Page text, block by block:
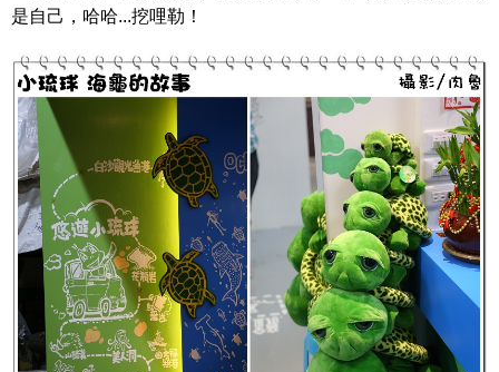
是自己，哈哈...挖哩勒！